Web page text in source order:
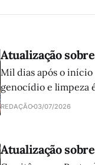
Atualização
Mil dias após o início
genocídio e limpeza
atuação da
REDAÇÃO03/07/2026
Atualização